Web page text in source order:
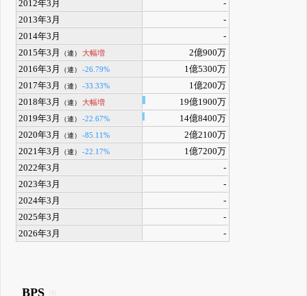
2012年3月
-
2013年3月
-
2014年3月
-
2015年3月
（連） 大幅増
2億900万
2016年3月
（連） -26.79%
1億5300万
2017年3月
（連） -33.33%
1億200万
2018年3月
（連） 大幅増
19億1900万
2019年3月
（連） -22.67%
14億8400万
2020年3月
（連） -85.11%
2億2100万
2021年3月
（連） -22.17%
1億7200万
2022年3月
-
2023年3月
-
2024年3月
-
2025年3月
-
2026年3月
-
BPS